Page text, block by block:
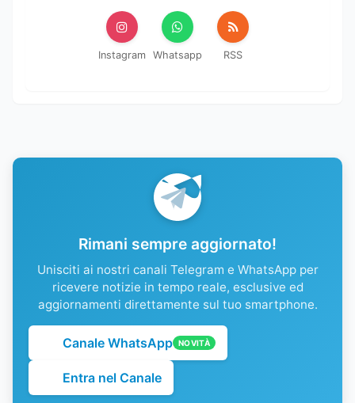
Instagram Whatsapp RSS
Rimani sempre aggiornato!
Unisciti ai nostri canali Telegram e WhatsApp per
ricevere notizie in tempo reale, esclusive ed
aggiornamenti direttamente sul tuo smartphone.
Canale WhatsApp NOVITÀ
Entra nel Canale